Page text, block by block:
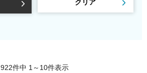
922件中 1～10件表示